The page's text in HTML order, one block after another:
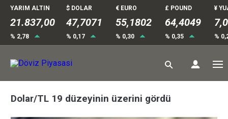
YARIM ALTIN
21.837,00
% 2,78
$ DOLAR
47,7071
% 0,17
€ EURO
55,1802
% 0,30
£ POUND
64,4049
% 0,35
¥
%
Dolar/TL 19 düzeyinin üzerini gördü